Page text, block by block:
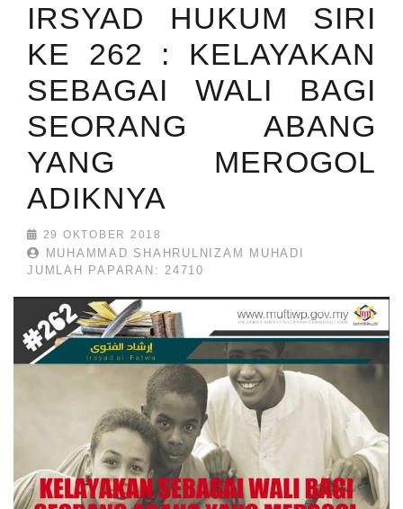
IRSYAD HUKUM SIRI
KE 262 : KELAYAKAN
SEBAGAI WALI BAGI
SEORANG ABANG
YANG MEROGOL
ADIKNYA
29 OKTOBER 2018
MUHAMMAD SHAHRULNIZAM MUHADI
JUMLAH PAPARAN: 24710